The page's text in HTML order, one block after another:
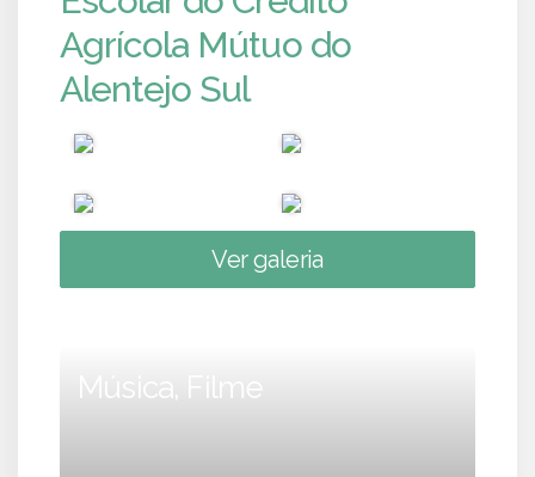
Agrícola Mútuo do
Alentejo Sul
Ver galeria
Música, Filme